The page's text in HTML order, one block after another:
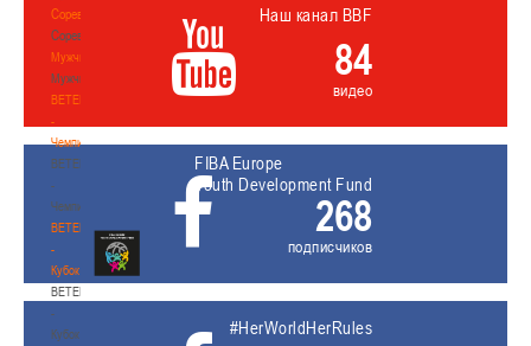
Соревнования
Соревнования
Мужчины
Мужчины
BETERA
-
Чемпионат
BETERA
-
Чемпионат
BETERA
-
Кубок
BETERA
-
Кубок
Наш канал BBF
84
видео
FIBA Europe
Youth Development Fund
268
подписчиков
#HerWorldHerRules